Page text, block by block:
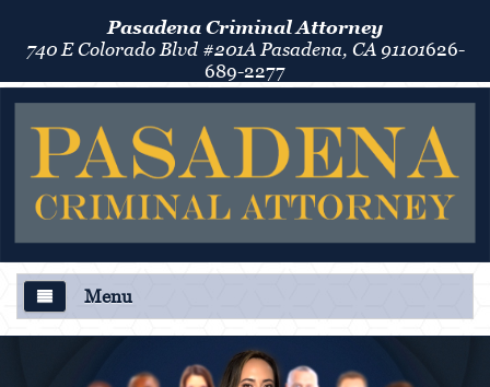
Pasadena Criminal Attorney
740 E Colorado Blvd #201A Pasadena, CA 91101626-
689-2277
Menu